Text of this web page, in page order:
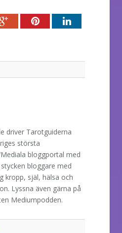
Google+PinterestLinkedIn
driver Tarotguiderna
största
bloggportal med
bloggare med
kropp, själ, hälsa och
Lyssna även gärna på
Mediumpodden.